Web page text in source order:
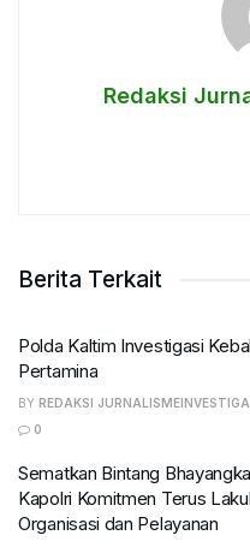
Redaksi
Berita Terkait
Polda Kaltim Investigasi
Pertamina
BY REDAKSI
0
Sematkan Bintang
Kapolri Komitmen Terus
Organisasi dan Pelayanan